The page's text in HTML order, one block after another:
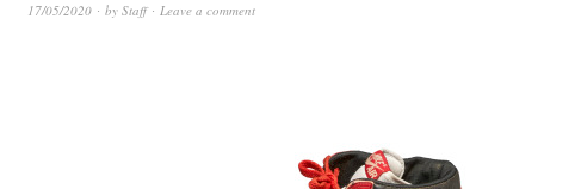
17/05/2020 by Staff Leave a comment